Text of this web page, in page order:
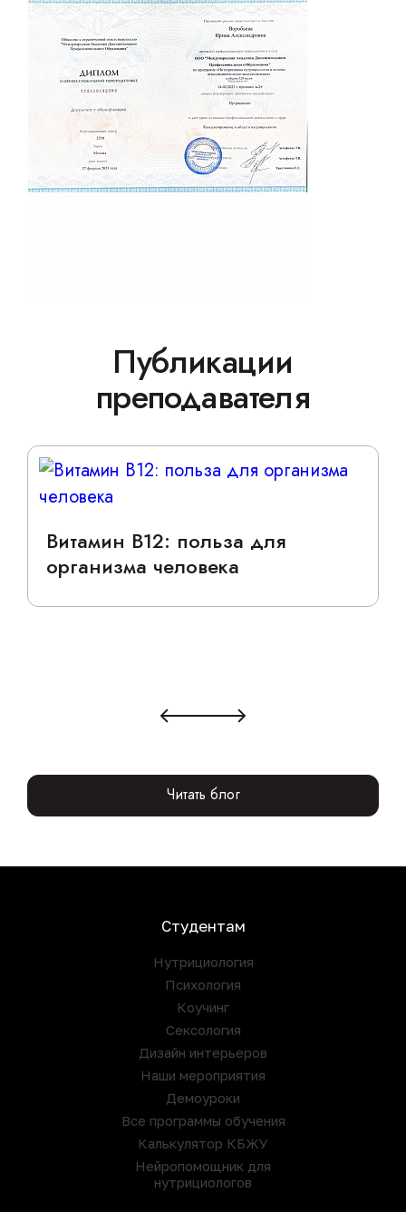
Публикации
преподавателя
Витамин B12: польза для
организма человека
Читать блог
Студентам
Нутрициология
Психология
Коучинг
Сексология
Дизайн интерьеров
Наши мероприятия
Демоуроки
Все программы обучения
Калькулятор КБЖУ
Нейропомощник для
нутрициологов